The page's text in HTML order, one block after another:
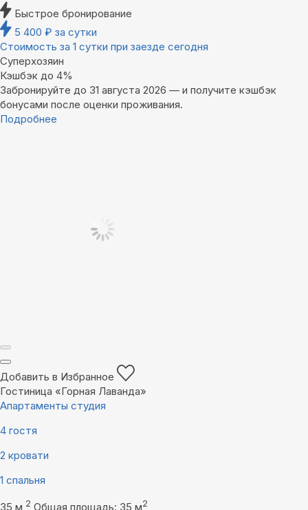
Быстрое бронирование
5 400 ₽ за сутки
Стоимость за 1 сутки при заезде сегодня
Суперхозяин
Кэшбэк до 4%
Забронируйте до 31 августа 2026 — и получите кэшбэк
бонусами после оценки проживания.
Подробнее
Добавить в Избранное
Гостиница «Горная Лаванда»
Апартаменты студия
4 гостя
2 кровати
1 спальня
35 м 2 Общая площадь: 35 м2